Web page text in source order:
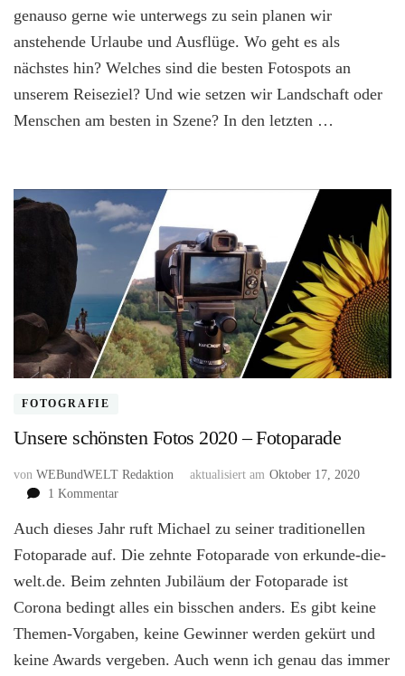
–
unsere
Lieblingsbücher
Reisefans
und
genauso gerne wie unterwegs zu sein planen wir
anstehende Urlaube und Ausflüge. Wo geht es als
nächstes hin? Welches sind die besten Fotospots an
unserem Reiseziel? Und wie setzen wir Landschaft oder
Menschen am besten in Szene? In den letzten …
FOTOGRAFIE
Unsere schönsten Fotos 2020 – Fotoparade
von WEBundWELT Redaktion aktualisiert am Oktober 17, 2020
1 Kommentarzu
schönsten
Fotos
–
Fotoparade
Auch dieses Jahr ruft Michael zu seiner traditionellen
Fotoparade auf. Die zehnte Fotoparade von erkunde-die-
welt.de. Beim zehnten Jubiläum der Fotoparade ist
Corona bedingt alles ein bisschen anders. Es gibt keine
Themen-Vorgaben, keine Gewinner werden gekürt und
keine Awards vergeben. Auch wenn ich genau das immer